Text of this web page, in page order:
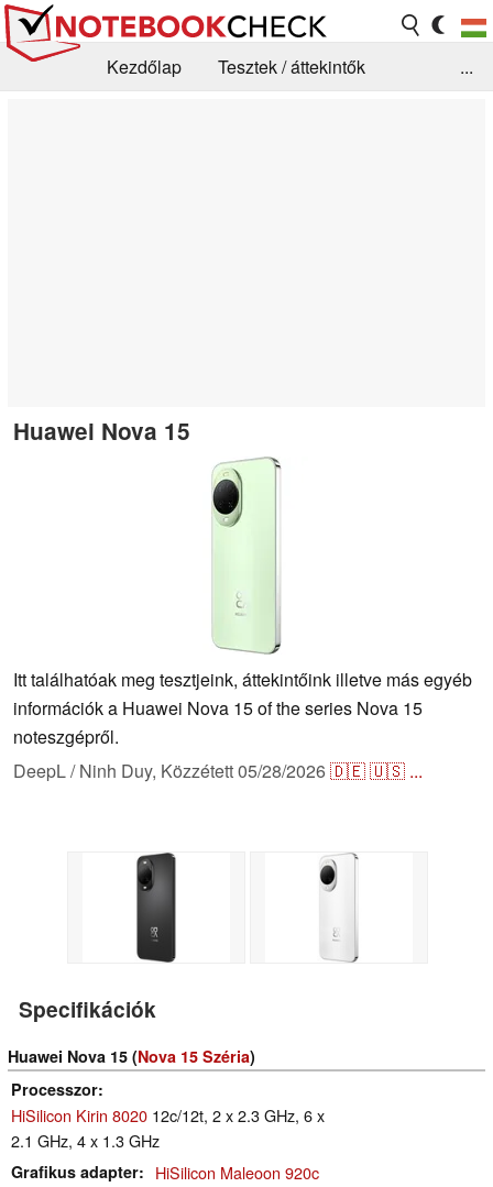
Kezdőlap
Tesztek / áttekintők
...
Huawei Nova 15
Itt találhatóak meg tesztjeink, áttekintőink illetve más egyéb
információk a Huawei Nova 15 of the series Nova 15
noteszgépről.
DeepL / Ninh Duy, Közzétett05/28/2026🇩🇪🇺🇸 ...
Specifikációk
Huawei Nova 15 (Nova 15 Széria)
Processzor
HiSilicon Kirin 8020 12c/12t, 2 x 2.3 GHz, 6 x
2.1 GHz, 4 x 1.3 GHz
Grafikus adapter HiSilicon Maleoon 920c